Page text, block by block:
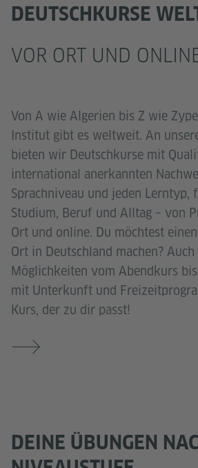
DEUTSCHKURSE
VOR ORT UND
Von A wie Algerien bis Z wie
Institut gibt es weltweit. An
bieten wir Deutschkurse mit
international anerkannten
Sprachniveau und jeden Lerntyp,
Studium, Beruf und Alltag – von
Ort und online. Du möchtest
Ort in Deutschland machen?
Möglichkeiten vom Abendkurs
mit Unterkunft und
Kurs, der zu dir passt!
DEINE ÜBUNGEN